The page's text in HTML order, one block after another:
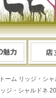
ーム リッジ・シ
ジ・シャルドネ